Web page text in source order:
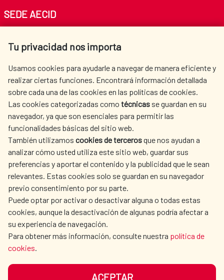
Tu privacidad nos importa
Usamos cookies para ayudarle a navegar de manera eficiente y
realizar ciertas funciones. Encontrará información detallada
sobre cada una de las cookies en las políticas de cookies.
Las cookies categorizadas como técnicas se guardan en su
navegador, ya que son esenciales para permitir las
funcionalidades básicas del sitio web.
También utilizamos cookies de tercerosque nos ayudan a
analizar cómo usted utiliza este sitio web, guardar sus
preferencias y aportar el contenido y la publicidad que le sean
relevantes. Estas cookies solo se guardan en su navegador
previo consentimiento por su parte.
Puede optar por activar o desactivar alguna o todas estas
cookies, aunque la desactivación de algunas podría afectar a
su experiencia de navegación.
Para obtener más información, consulte nuestra política de
cookies.
ACEPTAR
SEDE AECID
Tel. +34 900 20 30 54​​​​​​​
AECID
WHERE DO WE COOPERATE?
SPANISH HUMANITARIAN
ACTION
PRESS ROOM
CULTURE AND SCIENCE LIBRARY
OUR SOCIAL MEDIA